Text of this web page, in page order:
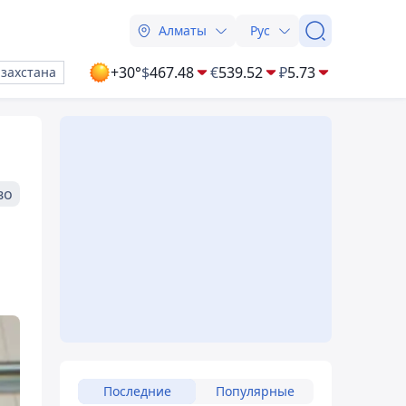
Алматы Рус
+30°$467.48 €539.52 ₽5.73
Последние Популярные